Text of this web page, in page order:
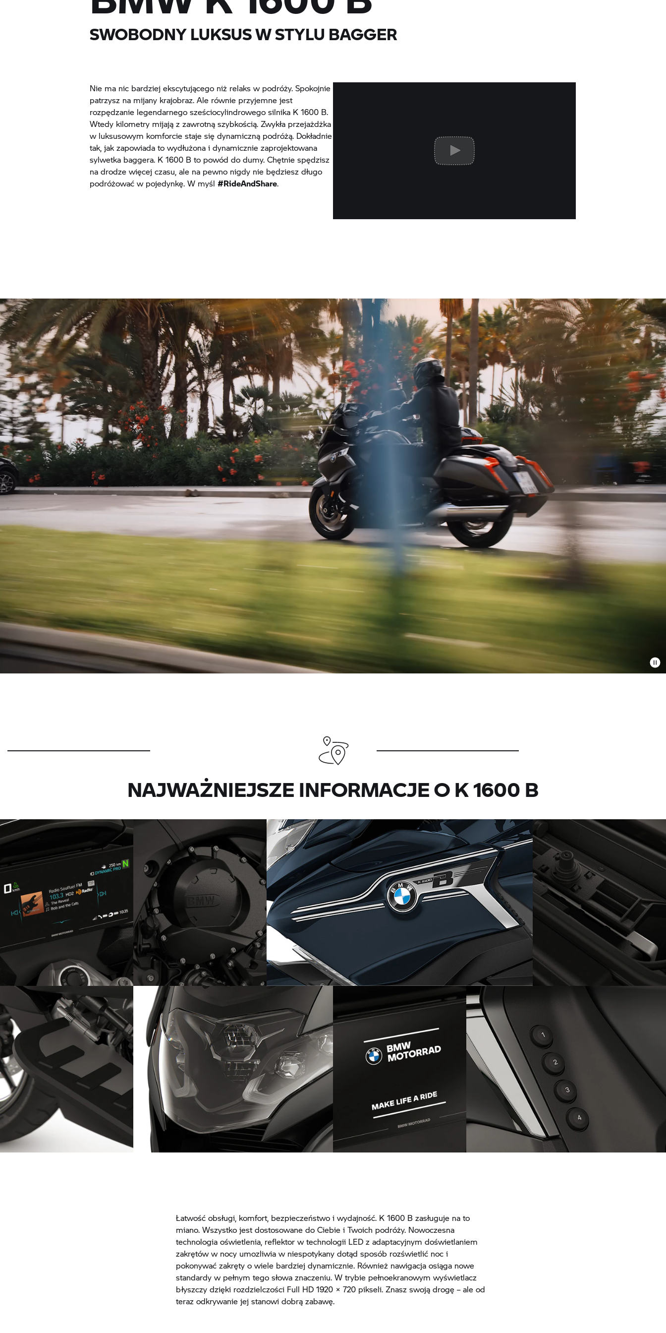
SWOBODNY LUKSUS W STYLU BAGGER
Nie ma nic bardziej ekscytującego niż relaks w podróży. Spokojnie
patrzysz na mijany krajobraz. Ale równie przyjemne jest
rozpędzanie legendarnego sześciocylindrowego silnika K 1600 B.
Wtedy kilometry mijają z zawrotną szybkością. Zwykła przejażdżka
w luksusowym komforcie staje się dynamiczną podróżą. Dokładnie
tak, jak zapowiada to wydłużona i dynamicznie zaprojektowana
sylwetka baggera. K 1600 B to powód do dumy. Chętnie spędzisz
na drodze więcej czasu, ale na pewno nigdy nie będziesz długo
podróżować w pojedynkę. W myśl#RideAndShare.
NAJWAŻNIEJSZE INFORMACJE OK 1600 B
Znakomity system audio 2.0
Niezależna maszyna
sześciocylindrowa
Szlachetne lakiery
Zintegrowany schowek z
ładowaniem smartfona
Łatwość obsługi, komfort, bezpieczeństwo i wydajność. K 1600 B zasługuje na to
miano. Wszystko jest dostosowane do Ciebie i Twoich podróży. Nowoczesna
technologia oświetlenia, reflektor w technologii LED z adaptacyjnym doświetlaniem
zakrętów w nocy umozliwia w niespotykany dotąd sposób rozświetlić noc i
pokonywać zakręty o wiele bardziej dynamicznie. Również nawigacja osiąga nowe
standardy w pełnym tego słowa znaczeniu. W trybie pełnoekranowym wyświetlacz
błyszczy dzięki rozdzielczości Full HD 1920 × 720 pikseli. Znasz swoją drogę – ale od
teraz odkrywanie jej stanowi dobrą zabawę.